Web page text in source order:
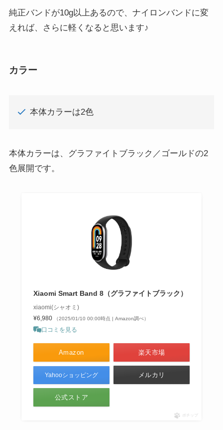
純正バンドが10g以上あるので、ナイロンバンドに変
えれば、さらに軽くなると思います♪
カラー
本体カラーは2色
本体カラーは、グラファイトブラック／ゴールドの2
色展開です。
Xiaomi Smart Band 8（グラファイトブラック）
xiaomi(シャオミ)
¥6,980
（2025/01/10 00:00時点 | Amazon調べ）
口コミを見る
Amazon 楽天市場
Yahooショッピング メルカリ
公式ストア
ポチップ